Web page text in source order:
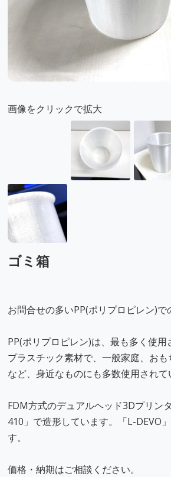
画像をクリックで拡大
ゴミ箱
お問合せの多いPP(ポリプロピレン)で
PP(ポリプロピレン)は、最も多く使
プラスチック素材で、一般家庭、お
など、身近なものにも多数使用されて
FDM方式のデュアルヘッド3Dプリン
410」で造形しています。「L-DEVO
す。
価格・納期はご相談ください。